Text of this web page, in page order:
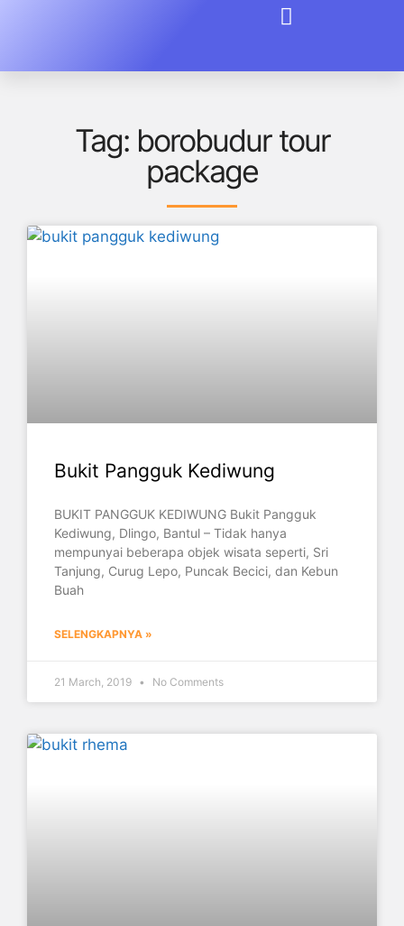
Tag: borobudur tour
package
Bukit Pangguk Kediwung
BUKIT PANGGUK KEDIWUNG Bukit Pangguk
Kediwung, Dlingo, Bantul – Tidak hanya
mempunyai beberapa objek wisata seperti, Sri
Tanjung, Curug Lepo, Puncak Becici, dan Kebun
Buah
SELENGKAPNYA »
21 March, 2019 No Comments